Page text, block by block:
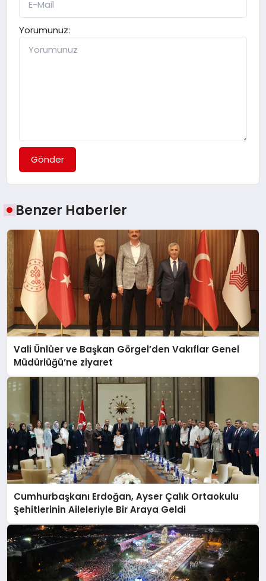
Yorumunuz:
Gönder
Benzer Haberler
Vali Ünlüer ve Başkan Görgel’den Vakıflar Genel
Müdürlüğü’ne ziyaret
Cumhurbaşkanı Erdoğan, Ayser Çalık Ortaokulu
Şehitlerinin Aileleriyle Bir Araya Geldi